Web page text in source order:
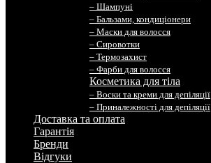
– Шампуні
– Бальзами, кондиціонери
– Маски для волосся
– Сировотки
– Термозахист
– Фарби для волосся
Косметика для тіла
– Воски та креми для депіляції
– Приналежності для депіляції
Доставка та оплата
Гарантія
Бренди
Вiдгуки